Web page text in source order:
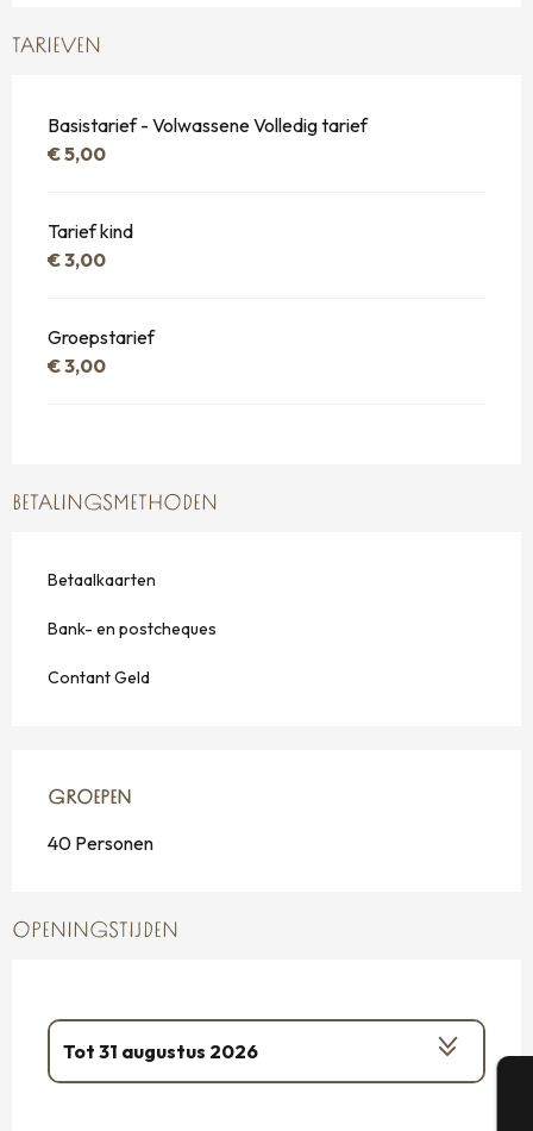
TARIEVEN
Basistarief - Volwassene Volledig tarief
€ 5,00
Tarief kind
€ 3,00
Groepstarief
€ 3,00
BETALINGSMETHODEN
Betaalkaarten
Bank- en postcheques
Contant Geld
GROEPEN
GROEPEN
40 Personen
OPENINGSTIJDEN
Tot 31 augustus 2026